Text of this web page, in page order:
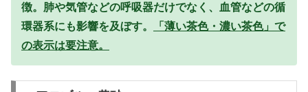
徴。肺や気管などの呼吸器だけでなく、血管などの循
環器系にも影響を及ぼす。
「薄い茶色・濃い茶色」で
の表示は要注意。